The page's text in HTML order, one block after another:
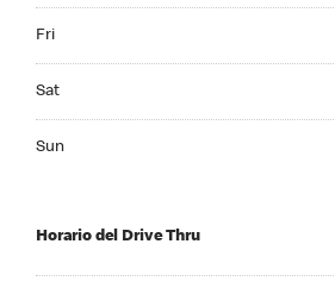
Fri
Sat
Sun
Horario del Drive Thru